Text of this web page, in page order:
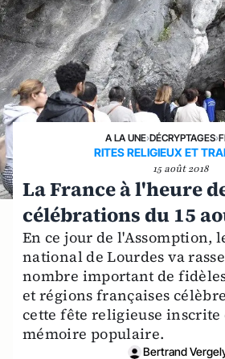
A LA UNE›DÉCRYPTAGES›
RITES RELIGIEUX ET
15 août 2018
La France à l'heure
célébrations du 15
En ce jour de l'Assomption,
national de Lourdes va
nombre important de
et régions françaises
cette fête religieuse inscrite
mémoire populaire.
Bertrand